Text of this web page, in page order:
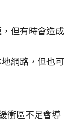
但有時會造成
網路，但也可
衝區不足會導